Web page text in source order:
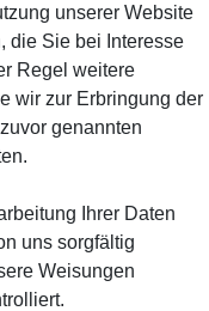
unserer Website
die Sie bei Interesse
Regel weitere
wir zur Erbringung der
genannten
Ihrer Daten
uns sorgfältig
Weisungen